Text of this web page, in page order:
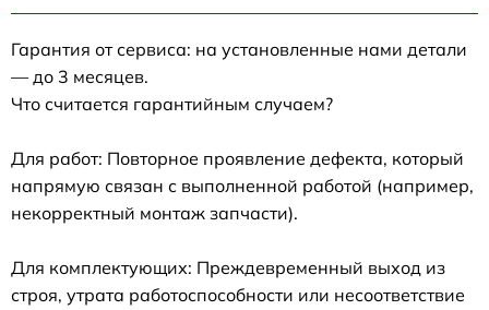
Гарантия от сервиса: на установленные нами детали
— до 3 месяцев.
Что считается гарантийным случаем?
Для работ: Повторное проявление дефекта, который
напрямую связан с выполненной работой (например,
некорректный монтаж запчасти).
Для комплектующих: Преждевременный выход из
строя, утрата работоспособности или несоответствие